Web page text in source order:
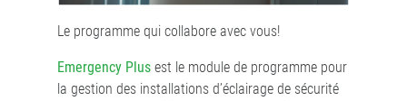
Le programme qui collabore avec vous!
Emergency Plus est le module de programme pour
la gestion des installations d’éclairage de sécurité